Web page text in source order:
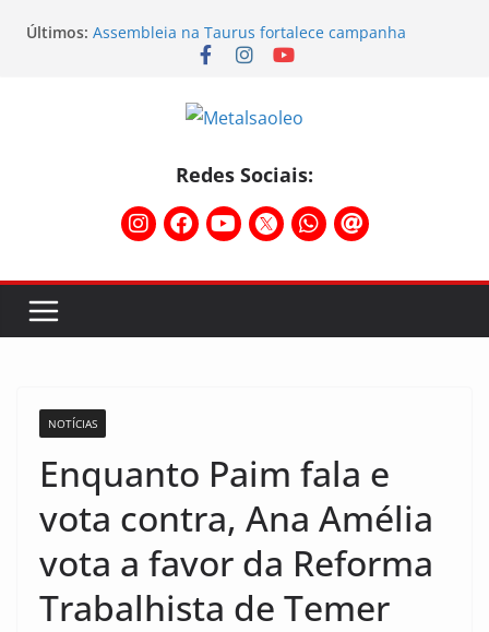
Últimos: Assembleia na Taurus fortalece campanha
salarial e mostra a força da categoria que exige
Nota de repúdio
Conselho Diretivo da CNM/CUT debate indústria e
Temporal destelha Ginásio Bigornão
Assembleia na Taurus – Campanha salarial
2026/2027
Redes Sociais:
NOTÍCIAS
Enquanto Paim fala e
vota contra, Ana Amélia
vota a favor da Reforma
Trabalhista de Temer